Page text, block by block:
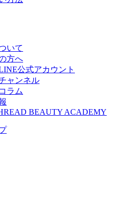
いて
方へ
公式アカウント
ャンネル
ラム
BEAUTY ACADEMY